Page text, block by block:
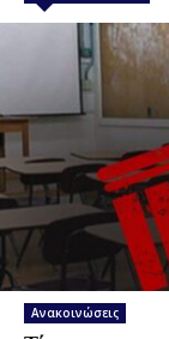
Ανακοινώσεις